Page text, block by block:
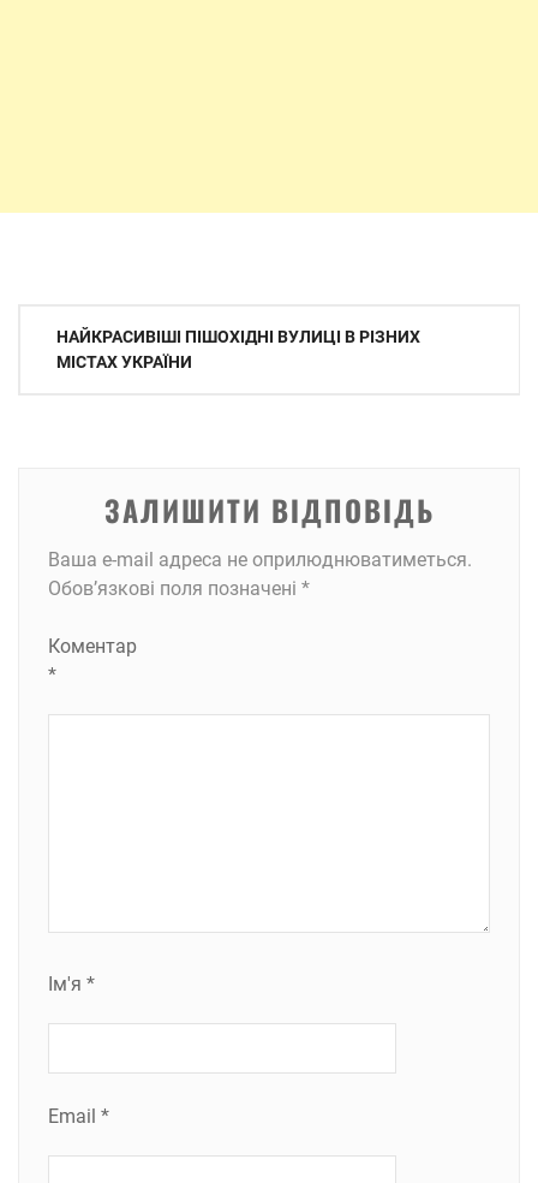
Навігація
записів
НАЙКРАСИВІШІ ПІШОХІДНІ ВУЛИЦІ В РІЗНИХ
МІСТАХ УКРАЇНИ
ЗАЛИШИТИ ВІДПОВІДЬ
Ваша e-mail адреса не оприлюднюватиметься.
Обов’язкові поля позначені *
Коментар
*
Ім'я *
Email *